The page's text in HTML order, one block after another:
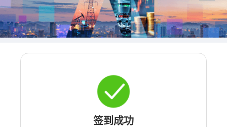
签到成功